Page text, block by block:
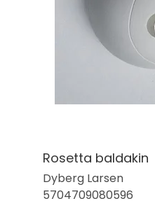
Rosetta baldakin
Dyberg Larsen
5704709080596